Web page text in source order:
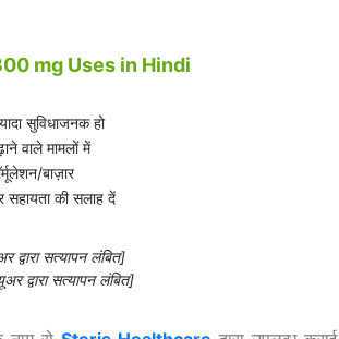
mg Uses in Hindi
सुविधाजनक हो
वाले मामलों में
बाज़ार
सहायता की सलाह दें
सत्यापन लंबित]
द्वारा सत्यापन लंबित]